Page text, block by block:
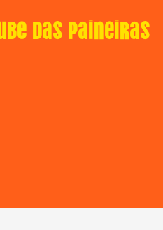
das Paineiras